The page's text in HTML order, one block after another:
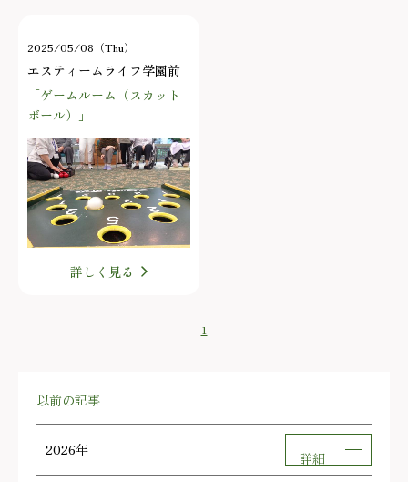
2025/05/08（Thu）
エスティームライフ学園前
「ゲームルーム（スカット
ボール）」
詳しく見る
1
以前の記事
2026年 詳細